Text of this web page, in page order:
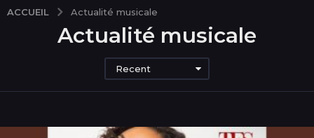
ACCUEIL Actualité musicale
Actualité musicale
Recent